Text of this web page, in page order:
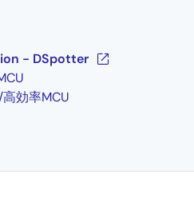
- DSpotter
効率MCU